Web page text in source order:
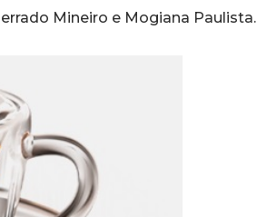
Mineiro e Mogiana Paulista.